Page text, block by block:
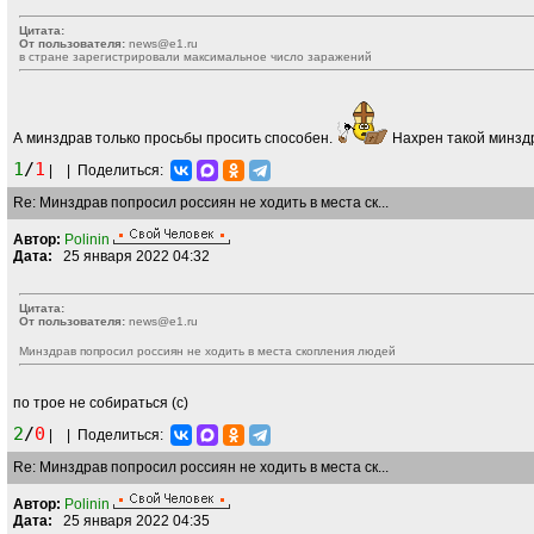
Цитата:
От пользователя: news@e1.ru
в стране зарегистрировали максимальное число заражений
А минздрав только просьбы просить способен. Нахрен такой
1/1
Поделиться:
Re: Минздрав попросил россиян не ходить в места ск...
Автор: Polinin
Дата: 25 января 2022 04:32
Цитата:
От пользователя: news@e1.ru
Минздрав попросил россиян не ходить в места скопления людей
по трое не собираться (с)
2/0
Поделиться:
Re: Минздрав попросил россиян не ходить в места ск...
Автор: Polinin
Дата: 25 января 2022 04:35